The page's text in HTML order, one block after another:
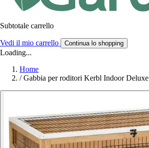
Subtotale carrello
Vedi il mio carrello Continua lo shopping
Loading...
Home
/ Gabbia per roditori Kerbl Indoor Deluxe